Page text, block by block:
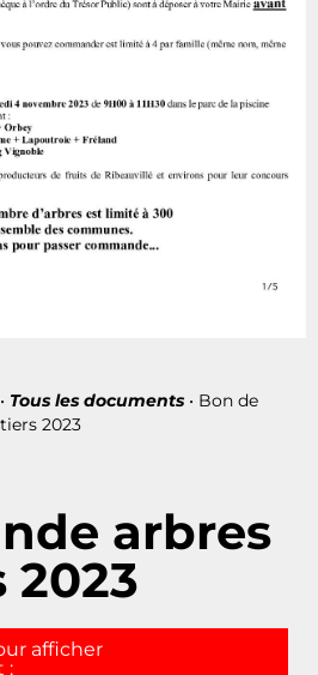
Tous les documents • Bon de
2023
arbres
afficher
: